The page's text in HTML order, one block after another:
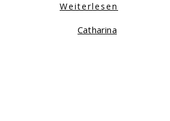
Weiterlesen
Catharina